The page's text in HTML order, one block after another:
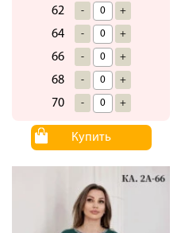
62 - +
64 - +
66 - +
68 - +
70 - +
Купить